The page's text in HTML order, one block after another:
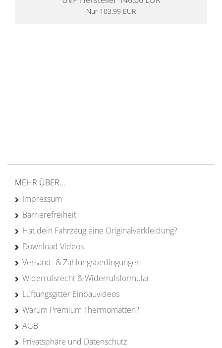
Nur 103,99 EUR
MEHR ÜBER...
Impressum
Barrierefreiheit
Hat dein Fahrzeug eine Originalverkleidung?
Download Videos
Versand- & Zahlungsbedingungen
Widerrufsrecht & Widerrufsformular
Lüftungsgitter Einbauvideos
Warum Premium Thermomatten?
AGB
Privatsphäre und Datenschutz